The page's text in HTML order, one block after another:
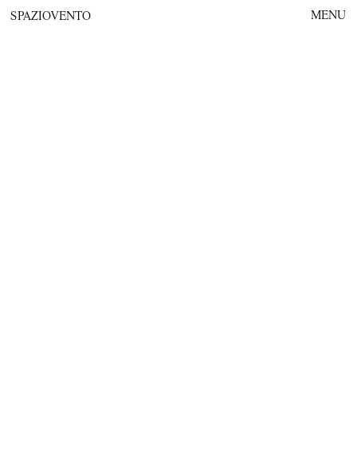
SPAZIOVENTO MENU